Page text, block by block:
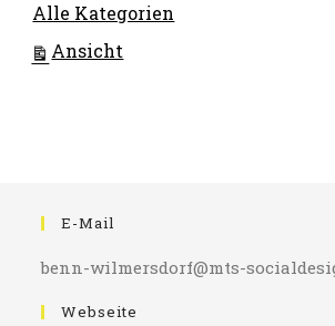
Alle Kategorien
Ansicht
E-Mail
benn-wilmersdorf@mts-
Webseite